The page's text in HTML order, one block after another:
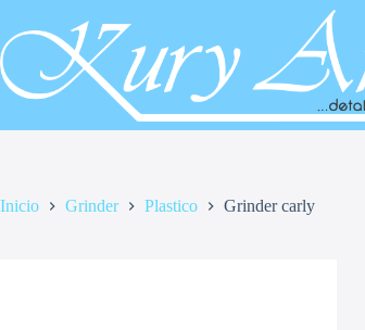
contenido
Inicio Grinder Plastico Grinder carly